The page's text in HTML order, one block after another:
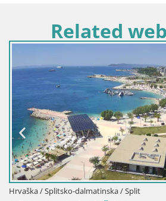
Related
Hrvaška / Splitsko-dalmatinska / Split